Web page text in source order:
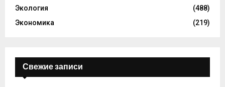
Экология
(488)
Экономика
(219)
Свежие записи